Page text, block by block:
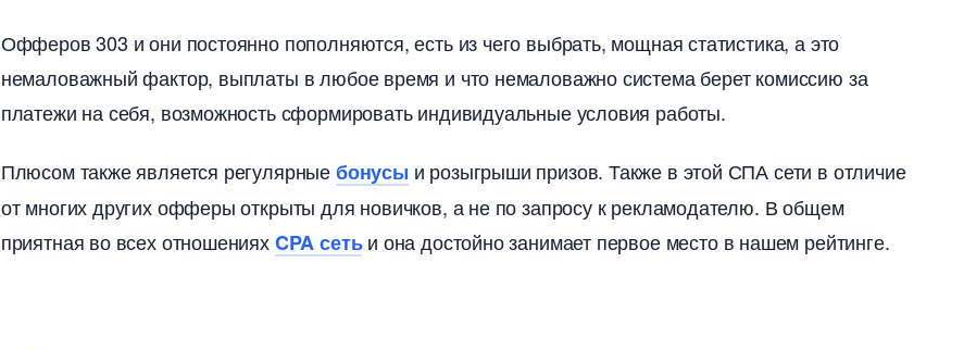
Офферов 303 и они постоянно пополняются, есть из чего выбрать, мощная статистика, а это
немаловажный фактор, выплаты в любое время и что немаловажно система берет комиссию за
платежи на себя, возможность сформировать индивидуальные условия работы.
Плюсом также является регулярныеонусыи розыгрыши призов. Также в этой СПА сети в отличие
от многих других офферы открыты для новичков, а не по запросу к рекламодателю. В общем
приятная во всех отношенияхCPA сетьи она достойно занимает первое место в нашем рейтинге.